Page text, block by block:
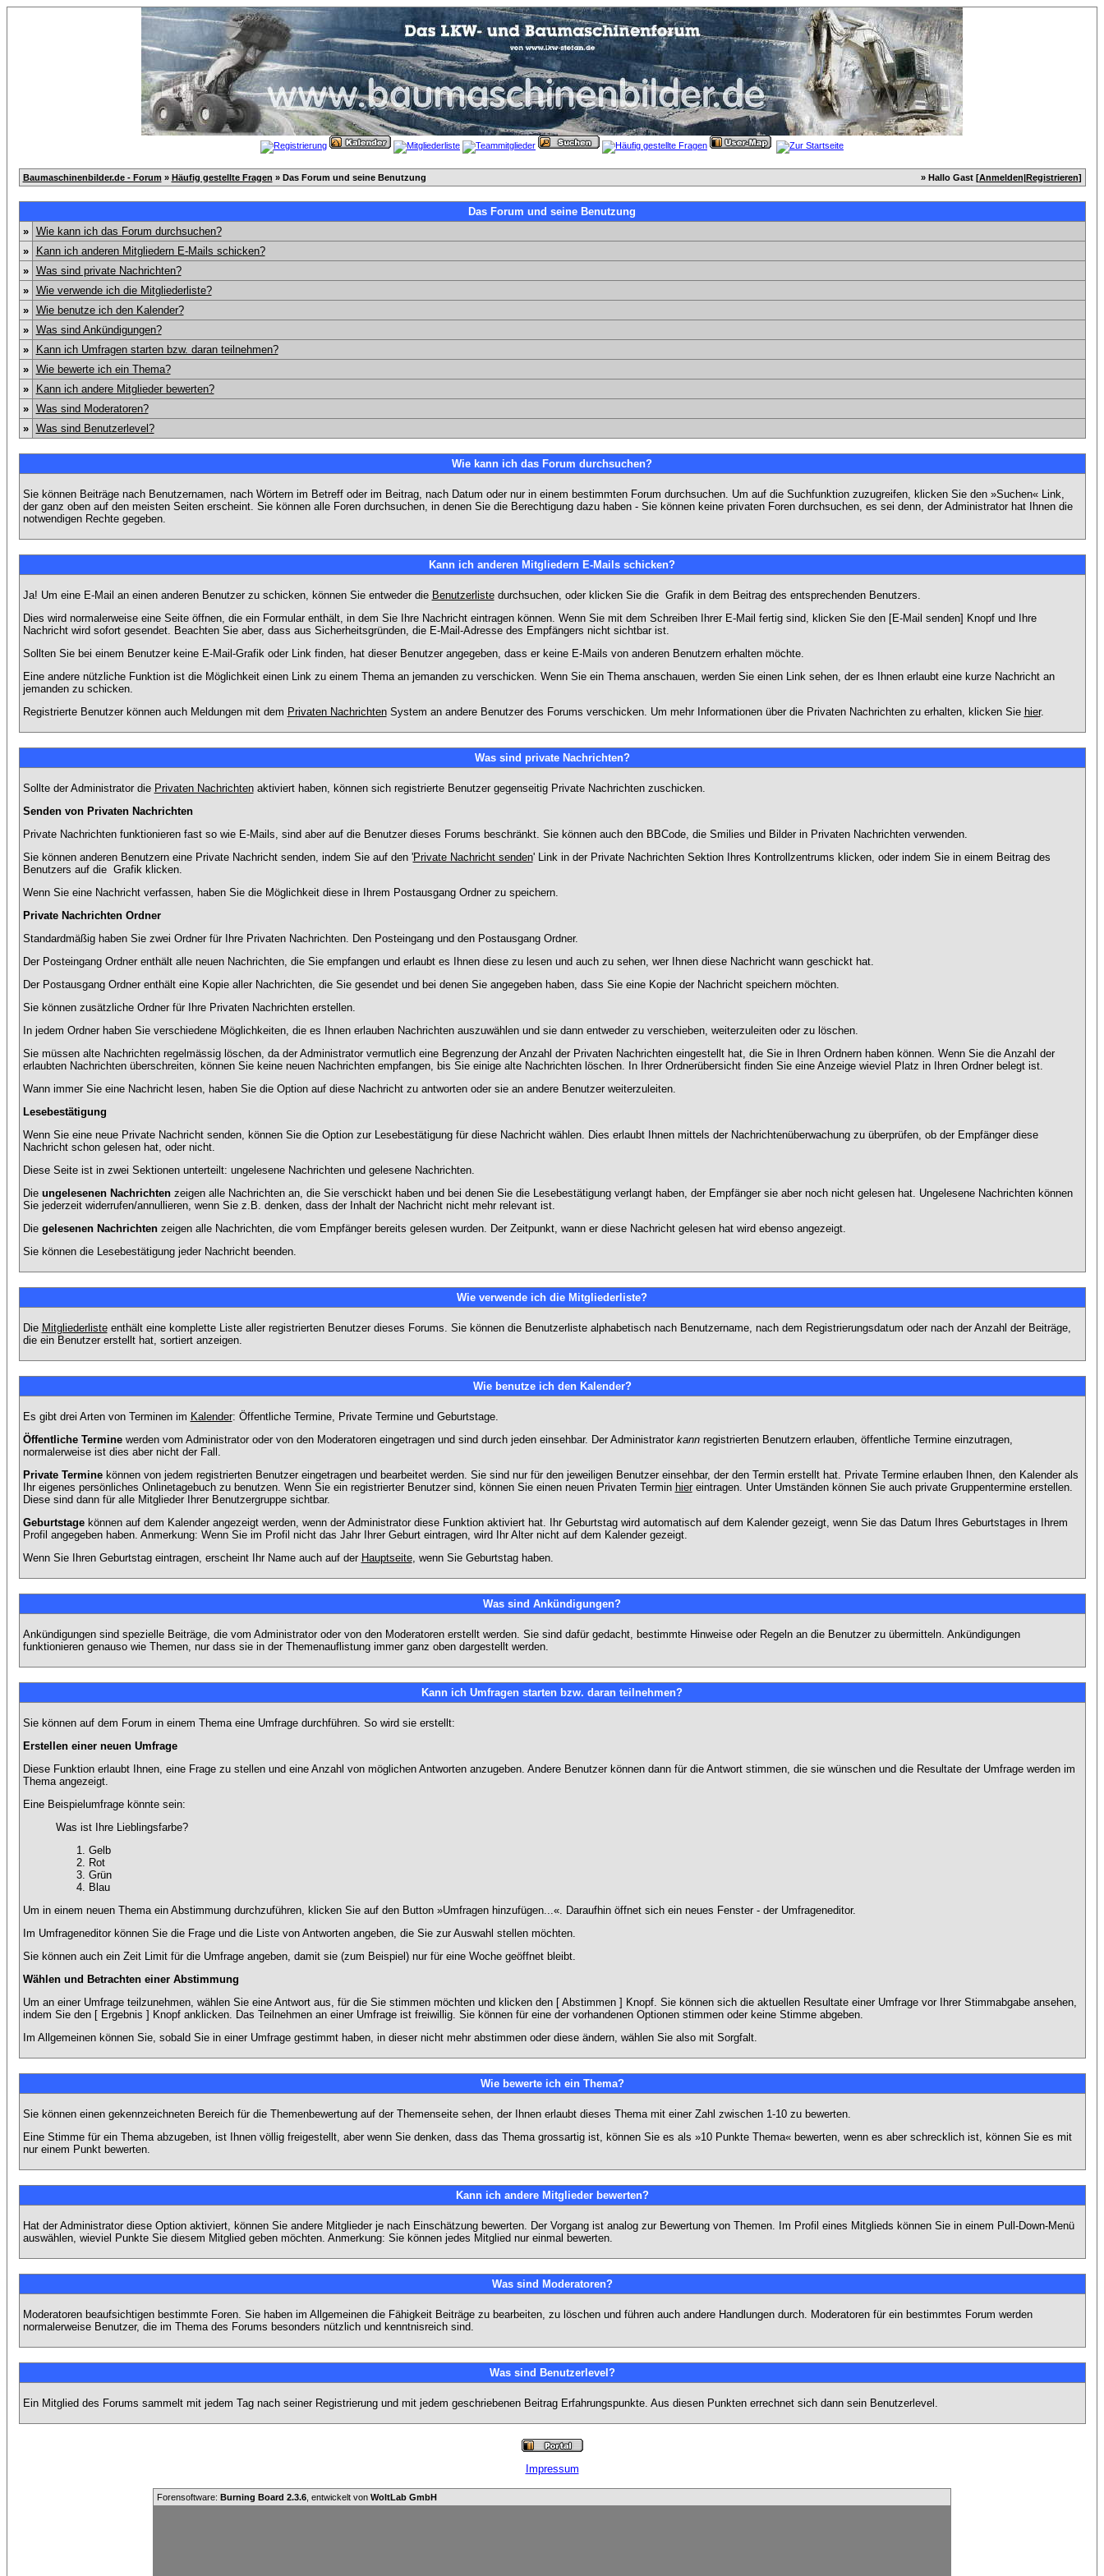
Baumaschinenbilder.de - Forum » Häufig gestellte Fragen » Das Forum und seine Benutzung » Hallo Gast [Anmelden|Registrieren]
Das Forum und seine Benutzung
»
Wie kann ich das Forum durchsuchen?
»
Kann ich anderen Mitgliedern E-Mails schicken?
»
Was sind private Nachrichten?
»
Wie verwende ich die Mitgliederliste?
»
Wie benutze ich den Kalender?
»
Was sind Ankündigungen?
»
Kann ich Umfragen starten bzw. daran teilnehmen?
»
Wie bewerte ich ein Thema?
»
Kann ich andere Mitglieder bewerten?
»
Was sind Moderatoren?
»
Was sind Benutzerlevel?
Wie kann ich das Forum durchsuchen?
Sie können Beiträge nach Benutzernamen, nach Wörtern im Betreff oder im Beitrag, nach Datum oder nur in einem bestimmten Forum durchsuchen. Um auf die Suchfunktion zuzugreifen, klicken Sie den »Suchen« Link,
der ganz oben auf den meisten Seiten erscheint. Sie können alle Foren durchsuchen, in denen Sie die Berechtigung dazu haben - Sie können keine privaten Foren durchsuchen, es sei denn, der Administrator hat Ihnen die
notwendigen Rechte gegeben.
Kann ich anderen Mitgliedern E-Mails schicken?
Ja! Um eine E-Mail an einen anderen Benutzer zu schicken, können Sie entweder die Benutzerlistedurchsuchen, oder klicken Sie die Grafik in dem Beitrag des entsprechenden Benutzers.
Dies wird normalerweise eine Seite öffnen, die ein Formular enthält, in dem Sie Ihre Nachricht eintragen können. Wenn Sie mit dem Schreiben Ihrer E-Mail fertig sind, klicken Sie den [E-Mail senden] Knopf und Ihre
Nachricht wird sofort gesendet. Beachten Sie aber, dass aus Sicherheitsgründen, die E-Mail-Adresse des Empfängers nicht sichtbar ist.
Sollten Sie bei einem Benutzer keine E-Mail-Grafik oder Link finden, hat dieser Benutzer angegeben, dass er keine E-Mails von anderen Benutzern erhalten möchte.
Eine andere nützliche Funktion ist die Möglichkeit einen Link zu einem Thema an jemanden zu verschicken. Wenn Sie ein Thema anschauen, werden Sie einen Link sehen, der es Ihnen erlaubt eine kurze Nachricht an
jemanden zu schicken.
Registrierte Benutzer können auch Meldungen mit dem Privaten NachrichtenSystem an andere Benutzer des Forums verschicken. Um mehr Informationen über die Privaten Nachrichten zu erhalten, klicken Sie hier.
Was sind private Nachrichten?
Sollte der Administrator die Privaten Nachrichtenaktiviert haben, können sich registrierte Benutzer gegenseitig Private Nachrichten zuschicken.
Senden von Privaten Nachrichten
Private Nachrichten funktionieren fast so wie E-Mails, sind aber auf die Benutzer dieses Forums beschränkt. Sie können auch den BBCode, die Smilies und Bilder in Privaten Nachrichten verwenden.
Sie können anderen Benutzern eine Private Nachricht senden, indem Sie auf den 'Private Nachricht senden' Link in der Private Nachrichten Sektion Ihres Kontrollzentrums klicken, oder indem Sie in einem Beitrag des
Benutzers auf die Grafik klicken.
Wenn Sie eine Nachricht verfassen, haben Sie die Möglichkeit diese in Ihrem Postausgang Ordner zu speichern.
Private Nachrichten Ordner
Standardmäßig haben Sie zwei Ordner für Ihre Privaten Nachrichten. Den Posteingang und den Postausgang Ordner.
Der Posteingang Ordner enthält alle neuen Nachrichten, die Sie empfangen und erlaubt es Ihnen diese zu lesen und auch zu sehen, wer Ihnen diese Nachricht wann geschickt hat.
Der Postausgang Ordner enthält eine Kopie aller Nachrichten, die Sie gesendet und bei denen Sie angegeben haben, dass Sie eine Kopie der Nachricht speichern möchten.
Sie können zusätzliche Ordner für Ihre Privaten Nachrichten erstellen.
In jedem Ordner haben Sie verschiedene Möglichkeiten, die es Ihnen erlauben Nachrichten auszuwählen und sie dann entweder zu verschieben, weiterzuleiten oder zu löschen.
Sie müssen alte Nachrichten regelmässig löschen, da der Administrator vermutlich eine Begrenzung der Anzahl der Privaten Nachrichten eingestellt hat, die Sie in Ihren Ordnern haben können. Wenn Sie die Anzahl der
erlaubten Nachrichten überschreiten, können Sie keine neuen Nachrichten empfangen, bis Sie einige alte Nachrichten löschen. In Ihrer Ordnerübersicht finden Sie eine Anzeige wieviel Platz in Ihren Ordner belegt ist.
Wann immer Sie eine Nachricht lesen, haben Sie die Option auf diese Nachricht zu antworten oder sie an andere Benutzer weiterzuleiten.
Lesebestätigung
Wenn Sie eine neue Private Nachricht senden, können Sie die Option zur Lesebestätigung für diese Nachricht wählen. Dies erlaubt Ihnen mittels der Nachrichtenüberwachung zu überprüfen, ob der Empfänger diese
Nachricht schon gelesen hat, oder nicht.
Diese Seite ist in zwei Sektionen unterteilt: ungelesene Nachrichten und gelesene Nachrichten.
Die ungelesenen Nachrichtenzeigen alle Nachrichten an, die Sie verschickt haben und bei denen Sie die Lesebestätigung verlangt haben, der Empfänger sie aber noch nicht gelesen hat. Ungelesene Nachrichten können
Sie jederzeit widerrufen/annullieren, wenn Sie z.B. denken, dass der Inhalt der Nachricht nicht mehr relevant ist.
Die gelesenen Nachrichtenzeigen alle Nachrichten, die vom Empfänger bereits gelesen wurden. Der Zeitpunkt, wann er diese Nachricht gelesen hat wird ebenso angezeigt.
Sie können die Lesebestätigung jeder Nachricht beenden.
Wie verwende ich die Mitgliederliste?
Die Mitgliederlisteenthält eine komplette Liste aller registrierten Benutzer dieses Forums. Sie können die Benutzerliste alphabetisch nach Benutzername, nach dem Registrierungsdatum oder nach der Anzahl der Beiträge,
die ein Benutzer erstellt hat, sortiert anzeigen.
Wie benutze ich den Kalender?
Es gibt drei Arten von Terminen im Kalender: Öffentliche Termine, Private Termine und Geburtstage.
Öffentliche Terminewerden vom Administrator oder von den Moderatoren eingetragen und sind durch jeden einsehbar. Der Administrator kannregistrierten Benutzern erlauben, öffentliche Termine einzutragen,
normalerweise ist dies aber nicht der Fall.
Private Terminekönnen von jedem registrierten Benutzer eingetragen und bearbeitet werden. Sie sind nur für den jeweiligen Benutzer einsehbar, der den Termin erstellt hat. Private Termine erlauben Ihnen, den Kalender als
Ihr eigenes persönliches Onlinetagebuch zu benutzen. Wenn Sie ein registrierter Benutzer sind, können Sie einen neuen Privaten Termin hiereintragen. Unter Umständen können Sie auch private Gruppentermine erstellen.
Diese sind dann für alle Mitglieder Ihrer Benutzergruppe sichtbar.
Geburtstagekönnen auf dem Kalender angezeigt werden, wenn der Administrator diese Funktion aktiviert hat. Ihr Geburtstag wird automatisch auf dem Kalender gezeigt, wenn Sie das Datum Ihres Geburtstages in Ihrem
Profil angegeben haben. Anmerkung: Wenn Sie im Profil nicht das Jahr Ihrer Geburt eintragen, wird Ihr Alter nicht auf dem Kalender gezeigt.
Wenn Sie Ihren Geburtstag eintragen, erscheint Ihr Name auch auf der Hauptseite, wenn Sie Geburtstag haben.
Was sind Ankündigungen?
Ankündigungen sind spezielle Beiträge, die vom Administrator oder von den Moderatoren erstellt werden. Sie sind dafür gedacht, bestimmte Hinweise oder Regeln an die Benutzer zu übermitteln. Ankündigungen
funktionieren genauso wie Themen, nur dass sie in der Themenauflistung immer ganz oben dargestellt werden.
Kann ich Umfragen starten bzw. daran teilnehmen?
Sie können auf dem Forum in einem Thema eine Umfrage durchführen. So wird sie erstellt:
Erstellen einer neuen Umfrage
Diese Funktion erlaubt Ihnen, eine Frage zu stellen und eine Anzahl von möglichen Antworten anzugeben. Andere Benutzer können dann für die Antwort stimmen, die sie wünschen und die Resultate der Umfrage werden im
Thema angezeigt.
Eine Beispielumfrage könnte sein:
Was ist Ihre Lieblingsfarbe?
Gelb
Rot
Grün
Blau
Um in einem neuen Thema ein Abstimmung durchzuführen, klicken Sie auf den Button »Umfragen hinzufügen...«. Daraufhin öffnet sich ein neues Fenster - der Umfrageneditor.
Im Umfrageneditor können Sie die Frage und die Liste von Antworten angeben, die Sie zur Auswahl stellen möchten.
Sie können auch ein Zeit Limit für die Umfrage angeben, damit sie (zum Beispiel) nur für eine Woche geöffnet bleibt.
Wählen und Betrachten einer Abstimmung
Um an einer Umfrage teilzunehmen, wählen Sie eine Antwort aus, für die Sie stimmen möchten und klicken den [ Abstimmen ] Knopf. Sie können sich die aktuellen Resultate einer Umfrage vor Ihrer Stimmabgabe ansehen,
indem Sie den [ Ergebnis ] Knopf anklicken. Das Teilnehmen an einer Umfrage ist freiwillig. Sie können für eine der vorhandenen Optionen stimmen oder keine Stimme abgeben.
Im Allgemeinen können Sie, sobald Sie in einer Umfrage gestimmt haben, in dieser nicht mehr abstimmen oder diese ändern, wählen Sie also mit Sorgfalt.
Wie bewerte ich ein Thema?
Sie können einen gekennzeichneten Bereich für die Themenbewertung auf der Themenseite sehen, der Ihnen erlaubt dieses Thema mit einer Zahl zwischen 1-10 zu bewerten.
Eine Stimme für ein Thema abzugeben, ist Ihnen völlig freigestellt, aber wenn Sie denken, dass das Thema grossartig ist, können Sie es als »10 Punkte Thema« bewerten, wenn es aber schrecklich ist, können Sie es mit
nur einem Punkt bewerten.
Kann ich andere Mitglieder bewerten?
Hat der Administrator diese Option aktiviert, können Sie andere Mitglieder je nach Einschätzung bewerten. Der Vorgang ist analog zur Bewertung von Themen. Im Profil eines Mitglieds können Sie in einem Pull-Down-Menü
auswählen, wieviel Punkte Sie diesem Mitglied geben möchten. Anmerkung: Sie können jedes Mitglied nur einmal bewerten.
Was sind Moderatoren?
Moderatoren beaufsichtigen bestimmte Foren. Sie haben im Allgemeinen die Fähigkeit Beiträge zu bearbeiten, zu löschen und führen auch andere Handlungen durch. Moderatoren für ein bestimmtes Forum werden
normalerweise Benutzer, die im Thema des Forums besonders nützlich und kenntnisreich sind.
Was sind Benutzerlevel?
Ein Mitglied des Forums sammelt mit jedem Tag nach seiner Registrierung und mit jedem geschriebenen Beitrag Erfahrungspunkte. Aus diesen Punkten errechnet sich dann sein Benutzerlevel.
Impressum
Forensoftware: Burning Board 2.3.6 , entwickelt von WoltLab GmbH